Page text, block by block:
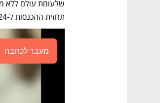
תחזית ההכנסות ל-2024 ב-45 מיליארד - מ-498 מיליארד שקל, ל-453 מיליארד שקל).
מעבר לכתבה